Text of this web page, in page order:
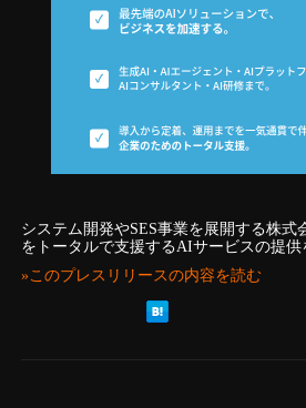
システム開発やSES事業を展開する株
をトータルで支援するAIサービスの提
»このプレスリリースの内容を読む